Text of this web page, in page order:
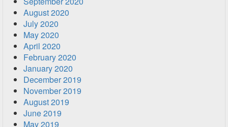
August 2020
July 2020
May 2020
April 2020
February 2020
January 2020
December 2019
November 2019
August 2019
June 2019
May 2019